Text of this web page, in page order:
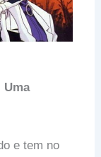
Uma
e tem no